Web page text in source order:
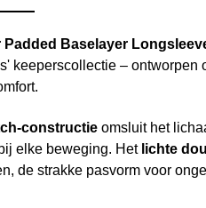
Padded Baselayer
keeperscollectie – ontworpen
constructie omsluit het
elke beweging. Het lichte
de strakke pasvorm voor